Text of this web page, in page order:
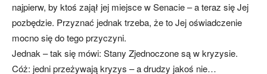
najpierw, by ktoś zajął jej miejsce w Senacie – a teraz się Jej
pozbędzie. Przyznać jednak trzeba, że to Jej oświadczenie
mocno się do tego przyczyni.
Jednak – tak się mówi: Stany Zjednoczone są w kryzysie.
Cóż: jedni przeżywają kryzys – a drudzy jakoś nie…